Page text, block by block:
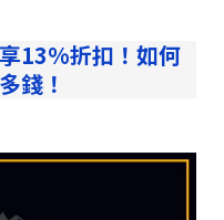
13%折扣！如何
錢！